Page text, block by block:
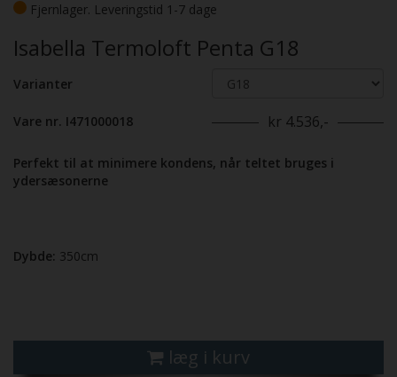
Fjernlager. Leveringstid 1-7 dage
Isabella Termoloft Penta G18
Varianter
Vare nr. I471000018 kr 4.536,-
Perfekt til at minimere kondens, når teltet bruges i
ydersæsonerne
Dybde: 350cm
læg i kurv